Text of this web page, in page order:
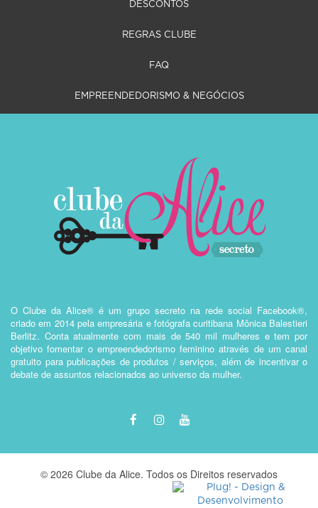
DESCONTOS
REGRAS CLUBE
FAQ
EMPREENDEDORISMO & NEGÓCIOS
O Clube da Alice® é um grupo secreto na rede social Facebook®,
criado em 2014 pela empresária e fotógrafa curitibana Mônica Balestieri
Berlitz. Conta atualmente com mais de 540 mil mulheres e tem por
objetivo fomentar o empreendedorismo feminino através de um canal
gratuito para publicações de produtos / serviços, além de incentivar o
debate de assuntos relacionados ao universo da mulher.
© 2026 Clube da Alice. Todos os Direitos reservados